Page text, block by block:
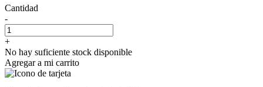
Cantidad
-
+
No hay suficiente stock disponible
Agregar a mi carrito